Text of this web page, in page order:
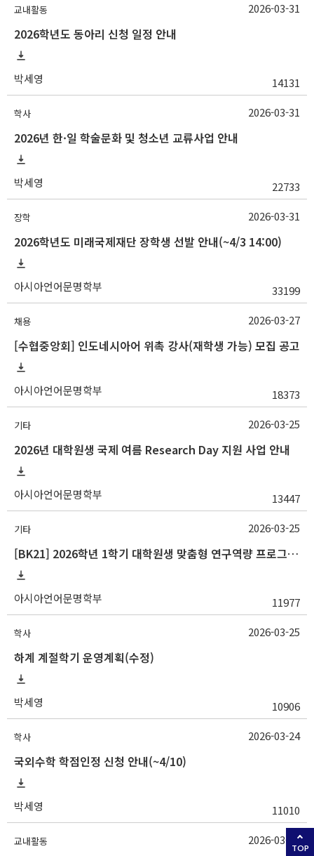
교내활동
2026학년도 동아리 신청 일정 안내
박세영 14131
2026-03-31
학사
2026년 한·일 학술문화 및 청소년 교류사업 안내
박세영 22733
2026-03-31
장학
2026학년도 미래국제재단 장학생 선발 안내(~4/3 14:00)
아시아언어문명학부 33199
2026-03-31
채용
[수협중앙회] 인도네시아어 위촉 강사(재학생 가능) 모집 공고
아시아언어문명학부 18373
2026-03-27
기타
2026년 대학원생 국제 여름 Research Day 지원 사업 안내
아시아언어문명학부 13447
2026-03-25
기타
[BK21] 2026학년 1학기 대학원생 맞춤형 연구역량 프로그램 안내
아시아언어문명학부 11977
2026-03-25
학사
하계 계절학기 운영계획(수정)
박세영 10906
2026-03-25
학사
국외수학 학점인정 신청 안내(~4/10)
박세영 11010
2026-03-24
교내활동 2026-03-24
TOP